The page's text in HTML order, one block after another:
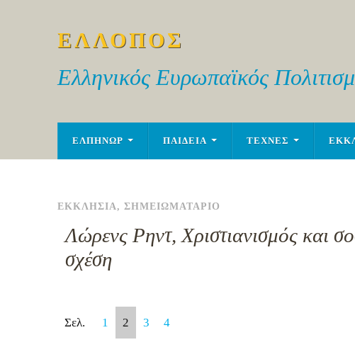
ΕΛΛΟΠΟΣ
Ελληνικός Ευρωπαϊκός
ΕΛΠΗΝΩΡ ΠΑΙΔΕΙΑ ΤΕΧΝΕΣ
ΕΚΚΛΗΣΙΑ, ΣΗΜΕΙΩΜΑΤΑΡΙΟ
Λώρενς Ρηντ, Χριστιανισμός και
σχέση
Σελ. 1 2 3 4